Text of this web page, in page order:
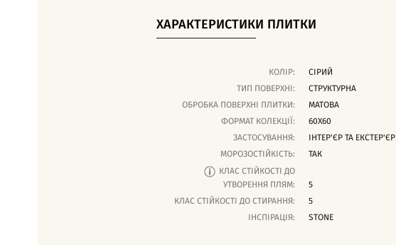
ХАРАКТЕРИСТИКИ ПЛИТКИ
КОЛІР:
СІРИЙ
ТИП ПОВЕРХНІ:
СТРУКТУРНА
ОБРОБКА ПОВЕРХНІ ПЛИТКИ:
МАТОВА
ФОРМАТ КОЛЕКЦІЇ:
60X60
ЗАСТОСУВАННЯ:
ІНТЕР'ЄР ТА ЕКСТЕР'ЄР
МОРОЗОСТІЙКІСТЬ:
ТАК
КЛАС СТІЙКОСТІ ДО
УТВОРЕННЯ ПЛЯМ:
5
КЛАС СТІЙКОСТІ ДО СТИРАННЯ:
5
ІНСПІРАЦІЯ:
STONE